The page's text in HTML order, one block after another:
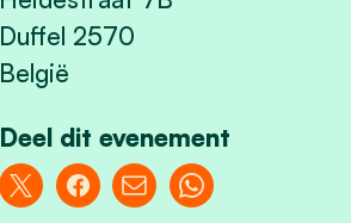
Duffel 2570
België
Deel dit evenement